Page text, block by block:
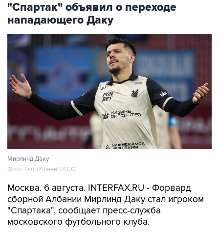
"Спартак" объявил о переходе
нападающего Даку
Мирлинд Даку
Фото: Егор Алеев/ТАСС
Москва. 6 августа. INTERFAX.RU - Форвард
сборной Албании Мирлинд Даку стал игроком
"Спартака", сообщает пресс-служба
московского футбольного клуба.